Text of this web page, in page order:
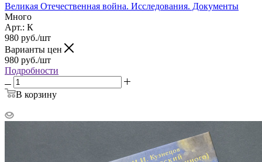
Великая Отечественная война. Исследования. Документы
Много
Арт.: К
980 руб./шт
Варианты цен
980 руб./шт
Подробности
В корзину